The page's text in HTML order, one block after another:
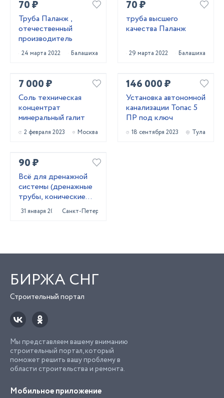
70 ₽
Труба Паланж ,
отечественный
производитель
24 марта 2022 Балашиха
70 ₽
труба высшего
качества Паланж
29 марта 2022 Балашиха
7 000 ₽
Соль техническая
концентрат
минеральный галит
2 февраля 2023 Москва
146 000 ₽
Установка автономной
канализации Топас 5
ПР под ключ
18 сентября 2023 Тула
90 ₽
Всё для дренажной
системы (дренажные
трубы, конические
колодцы,трубы под
заезд)
31 января 2024 Санкт-Петербург
БИРЖА СНГ
Строительный портал
Мы представляем вашему вниманию
строительный портал, который
поможет решить вашу проблему в
области строительства и ремонта.
Мобильное приложение